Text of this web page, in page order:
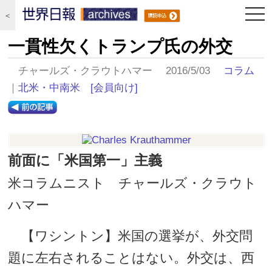
＜
一貫性欠くトランプ氏の外交
チャールズ・クラウトハマー 2016/5/03 コラム
｜北米・中南米 [会員向け]
前面に「米国第一」主義
米コラムニスト チャールズ・クラウト
ハマー
【ワシントン】米国の選挙が、外交問
題に左右されることはない。外交は、西